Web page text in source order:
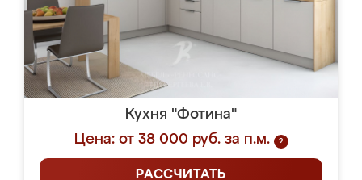
Кухня "Фотина"
Цена: от 38 000 руб. за п.м.
?
РАССЧИТАТЬ